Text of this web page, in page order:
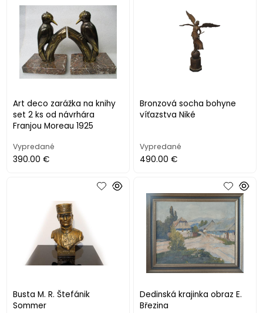
Art deco zarážka na knihy
set 2 ks od návrhára
Franjou Moreau 1925
Vypredané
390.00 €
Bronzová socha bohyne
víťazstva Niké
Vypredané
490.00 €
Busta M. R. Štefánik
Sommer
Dedinská krajinka obraz E.
Březina